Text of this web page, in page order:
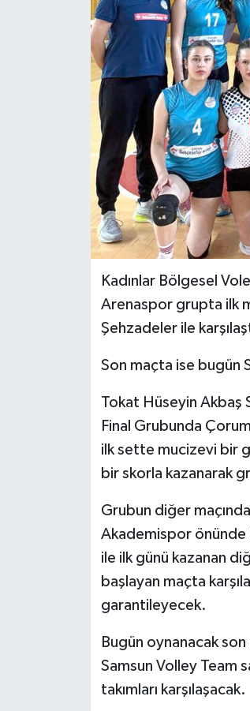
Kadınlar Bölgesel
Arenaspor grupta ilk
Şehzadeler ile
Son maçta ise bugün
Tokat Hüseyin Akbaş
Final Grubunda
ilk sette mucizevi bir
bir skorla kazanarak
Grubun diğer
Akademispor önünde
ile ilk günü kazanan
başlayan maçta
garantileyecek.
Bugün oynanacak
Samsun Volley Team
takımları karşılaşacak.
İLÇELER
OTOPARK
TEKNOLOJİ